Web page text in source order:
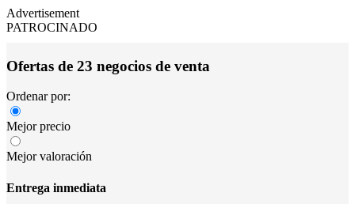
Advertisement
PATROCINADO
Ofertas de 23 negocios de venta
Ordenar por:
Mejor precio
Mejor valoración
Entrega inmediata